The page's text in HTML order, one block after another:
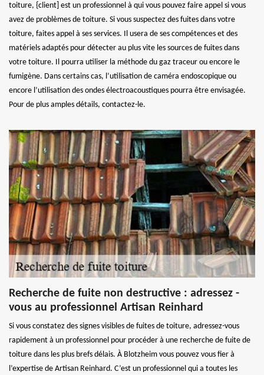
toiture, {client] est un professionnel à qui vous pouvez faire appel si vous
avez de problèmes de toiture. Si vous suspectez des fuites dans votre
toiture, faites appel à ses services. Il usera de ses compétences et des
matériels adaptés pour détecter au plus vite les sources de fuites dans
votre toiture. Il pourra utiliser la méthode du gaz traceur ou encore le
fumigène. Dans certains cas, l’utilisation de caméra endoscopique ou
encore l’utilisation des ondes électroacoustiques pourra être envisagée.
Pour de plus amples détails, contactez-le.
Recherche de fuite non destructive : adressez -
vous au professionnel Artisan Reinhard
Si vous constatez des signes visibles de fuites de toiture, adressez-vous
rapidement à un professionnel pour procéder à une recherche de fuite de
toiture dans les plus brefs délais. À Blotzheim vous pouvez vous fier à
l’expertise de Artisan Reinhard. C’est un professionnel qui a toutes les